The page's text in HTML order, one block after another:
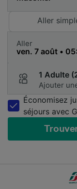
Aller
Aller
1 Adulte
Ajouter
Économisez
séjours avec